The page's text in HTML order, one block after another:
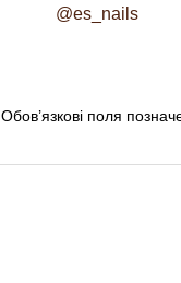
@es_nails
Обов’язкові поля